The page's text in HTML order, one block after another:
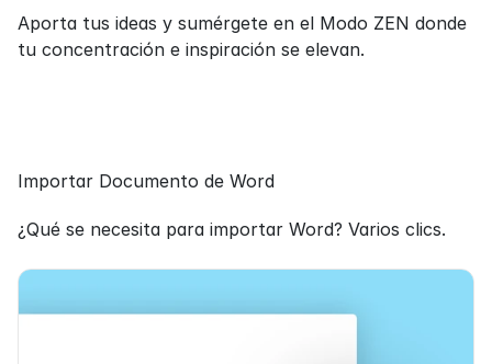
Aporta tus ideas y sumérgete en el Modo ZEN donde
tu concentración e inspiración se elevan.
Importar Documento de Word
¿Qué se necesita para importar Word? Varios clics.